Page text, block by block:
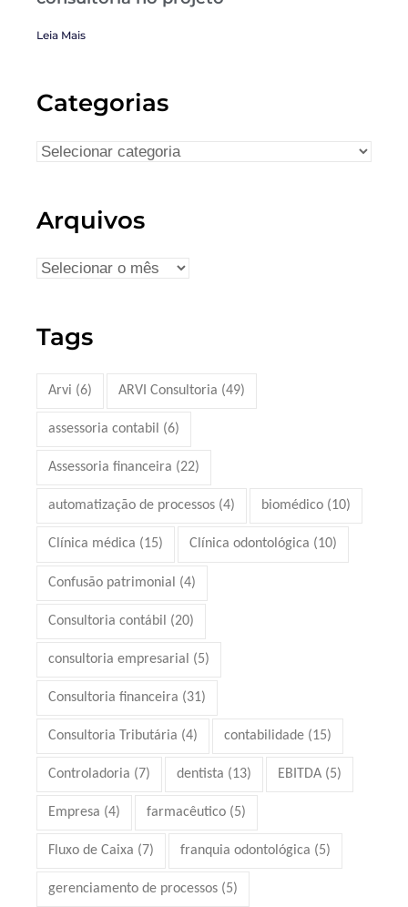
Leia Mais
Categorias
Arquivos
Tags
Arvi (6) ARVI Consultoria (49)
assessoria contabil (6)
Assessoria financeira (22)
automatização de processos (4) biomédico (10)
Clínica médica (15) Clínica odontológica (10)
Confusão patrimonial (4)
Consultoria contábil (20)
consultoria empresarial (5)
Consultoria financeira (31)
Consultoria Tributária (4) contabilidade (15)
Controladoria (7) dentista (13) EBITDA (5)
Empresa (4) farmacêutico (5)
Fluxo de Caixa (7) franquia odontológica (5)
gerenciamento de processos (5)